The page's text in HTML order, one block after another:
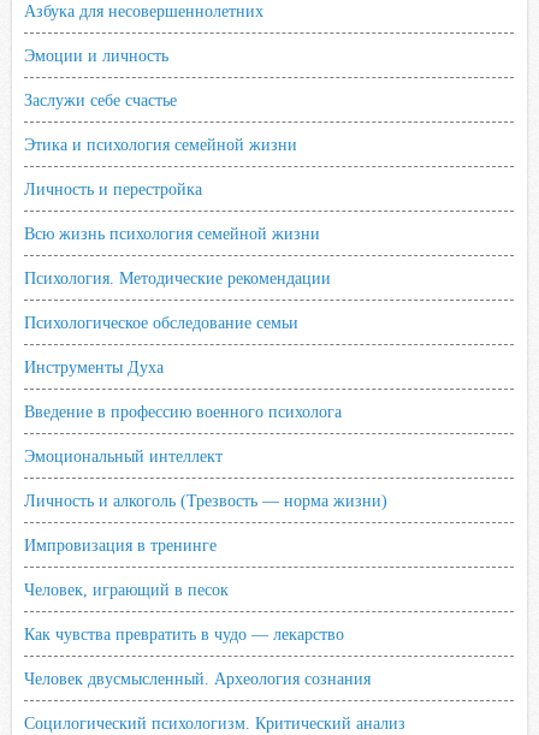
Азбука для несовершеннолетних
Эмоции и личность
Заслужи себе счастье
Этика и психология семейной жизни
Личность и перестройка
Всю жизнь психология семейной жизни
Психология. Методические рекомендации
Психологическое обследование семьи
Инструменты Духа
Введение в профессию военного психолога
Эмоциональный интеллект
Личность и алкоголь (Трезвость — норма жизни)
Импровизация в тренинге
Человек, играющий в песок
Как чувства превратить в чудо — лекарство
Человек двусмысленный. Археология сознания
Социлогический психологизм. Критический анализ